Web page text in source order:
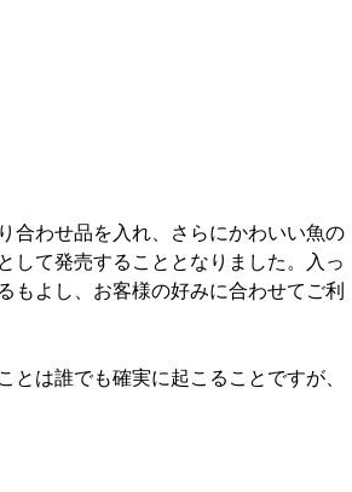
合わせ品を入れ、さらにかわいい魚の
して発売することとなりました。入っ
もよし、お客様の好みに合わせてご利
は誰でも確実に起こることですが、